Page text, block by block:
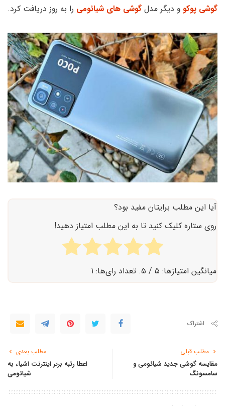
گوشی پوکو و دیگر مدل گوشی های شیائومی را به روز دریافت کرد.
آیا این مطلب برایتان مفید بود؟
روی ستاره کلیک کنید تا به این مطلب امتیاز دهید!
میانگین امتیازها: ۵ / ۵. تعداد رای‌ها: ۱
اشتراک
مطلب قبلی
مقایسه گوشی جدید شیائومی و
سامسونگ
مطلب بعدی
اعطا رتبه برتر اینترنت اشیاء به
شیائومی